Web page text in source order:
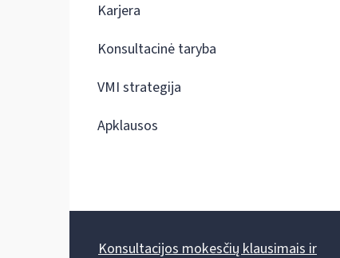
Karjera
Konsultacinė taryba
VMI strategija
Apklausos
Konsultacijos mokesčių klausimais ir